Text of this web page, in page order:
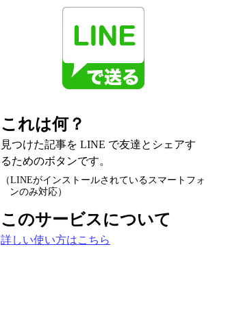
これは何？
見つけた記事を LINE で友達とシェアす
るためのボタンです。
（LINEがインストールされているスマートフォ
ンのみ対応）
このサービスについて
詳しい使い方はこちら